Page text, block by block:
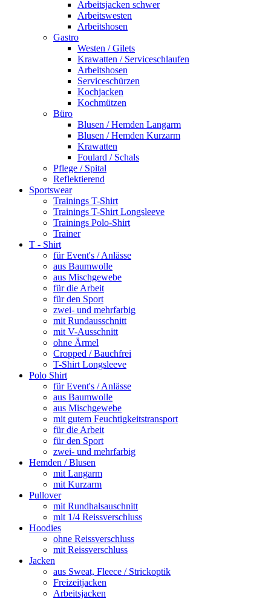
Arbeitsjacken schwer
Arbeitswesten
Arbeitshosen
Gastro
Westen / Gilets
Krawatten / Serviceschlaufen
Arbeitshosen
Serviceschürzen
Kochjacken
Kochmützen
Büro
Blusen / Hemden Langarm
Blusen / Hemden Kurzarm
Krawatten
Foulard / Schals
Pflege / Spital
Reflektierend
Sportswear
Trainings T-Shirt
Trainings T-Shirt Longsleeve
Trainings Polo-Shirt
Trainer
T - Shirt
für Event's / Anlässe
aus Baumwolle
aus Mischgewebe
für die Arbeit
für den Sport
zwei- und mehrfarbig
mit Rundausschnitt
mit V-Ausschnitt
ohne Ärmel
Cropped / Bauchfrei
T-Shirt Longsleeve
Polo Shirt
für Event's / Anlässe
aus Baumwolle
aus Mischgewebe
mit gutem Feuchtigkeitstransport
für die Arbeit
für den Sport
zwei- und mehrfarbig
Hemden / Blusen
mit Langarm
mit Kurzarm
Pullover
mit Rundhalsauschnitt
mit 1/4 Reissverschluss
Hoodies
ohne Reissverschluss
mit Reissverschluss
Jacken
aus Sweat, Fleece / Strickoptik
Freizeitjacken
Arbeitsjacken